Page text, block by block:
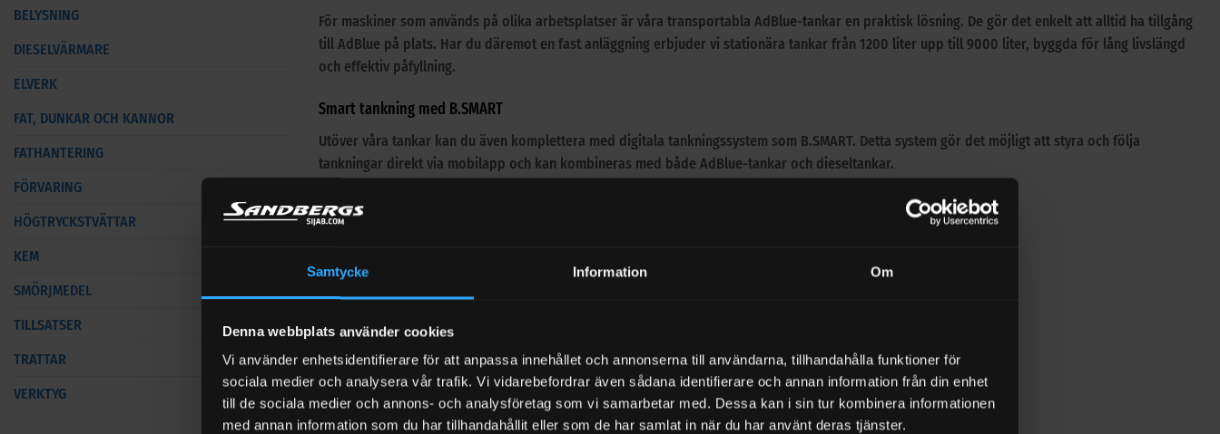
Samtycke Information Om
Denna webbplats använder cookies
Vi använder enhetsidentifierare för att anpassa innehållet och annonserna till användarna, tillhandahålla funktioner för
sociala medier och analysera vår trafik. Vi vidarebefordrar även sådana identifierare och annan information från din enhet
till de sociala medier och annons- och analysföretag som vi samarbetar med. Dessa kan i sin tur kombinera informationen
med annan information som du har tillhandahållit eller som de har samlat in när du har använt deras tjänster.
BELYSNING
DIESELVÄRMARE
ELVERK
FAT, DUNKAR OCH KANNOR
FATHANTERING
FÖRVARING
HÖGTRYCKSTVÄTTAR
KEM
SMÖRJMEDEL
TILLSATSER
TRATTAR
VERKTYG
För maskiner som används på olika arbetsplatser är våra transportabla AdBlue-tankar en praktisk lösning. De gör det enkelt att alltid ha tillgång
till AdBlue på plats. Har du däremot en fast anläggning erbjuder vi stationära tankar från 1200 liter upp till 9000 liter, byggda för lång livslängd
och effektiv påfyllning.
Smart tankning med B.SMART
Utöver våra tankar kan du även komplettera med digitala tankningssystem som B.SMART. Detta system gör det möjligt att styra och följa
tankningar direkt via mobilapp och kan kombineras med både AdBlue-tankar och dieseltankar.
Sammanfattning
• Transportabla tankar på 60–980 liter
• Integrerade pumpar för enkel tankning
• Möjlighet till smarta digitala tankningssystem
Köp AdBlue till din tank